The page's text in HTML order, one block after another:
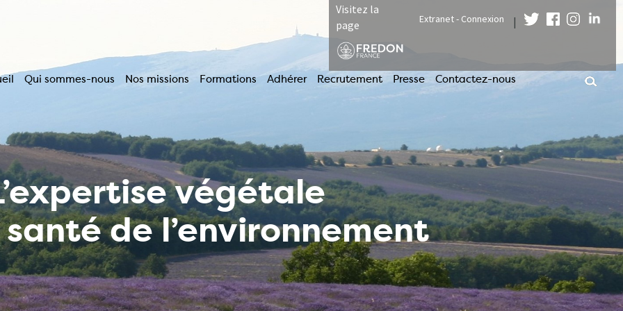
Visitez la
page
Extranet - Connexion |
Qui sommes-nous Nos missions Formations Adhérer Recrutement Presse Contactez-nous
végétale
de l’environnement